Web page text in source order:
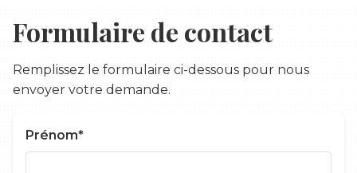
Formulaire de contact
Remplissez le formulaire ci-dessous pour nous
envoyer votre demande.
Prénom*